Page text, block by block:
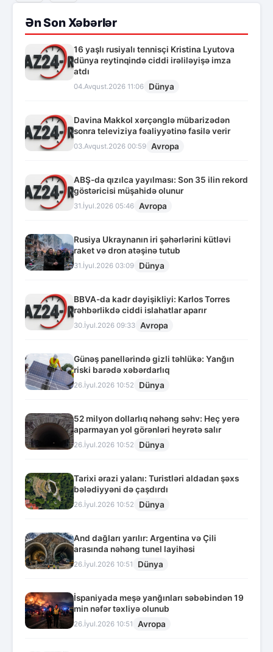
Ən Son Xəbərlər
16 yaşlı rusiyalı tennisçi Kristina Lyutova
dünya reytinqində ciddi irəliləyişə imza
atdı
04.Avqust.2026 11:06 Dünya
Davina Makkol xərçənglə mübarizədən
sonra televiziya fəaliyyətinə fasilə verir
03.Avqust.2026 00:59 Avropa
ABŞ-da qızılca yayılması: Son 35 ilin rekord
göstəricisi müşahidə olunur
31.İyul.2026 05:46 Avropa
Rusiya Ukraynanın iri şəhərlərini kütləvi
raket və dron atəşinə tutub
31.İyul.2026 03:09 Dünya
BBVA-da kadr dəyişikliyi: Karlos Torres
rəhbərlikdə ciddi islahatlar aparır
30.İyul.2026 09:33 Avropa
Günəş panellərində gizli təhlükə: Yanğın
riski barədə xəbərdarlıq
26.İyul.2026 10:52 Dünya
52 milyon dollarlıq nəhəng səhv: Heç yerə
aparmayan yol görənləri heyrətə salır
26.İyul.2026 10:52 Dünya
Tarixi ərazi yalanı: Turistləri aldadan şəxs
bələdiyyəni də çaşdırdı
26.İyul.2026 10:52 Dünya
And dağları yarılır: Argentina və Çili
arasında nəhəng tunel layihəsi
26.İyul.2026 10:51 Dünya
İspaniyada meşə yanğınları səbəbindən 19
min nəfər təxliyə olunub
26.İyul.2026 10:51 Avropa